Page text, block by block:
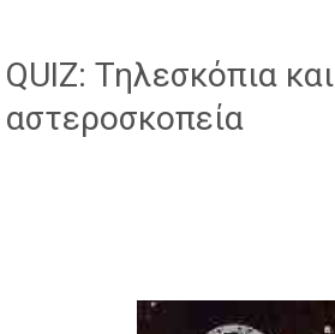
QUIZ: Τηλεσκόπια και
αστεροσκοπεία